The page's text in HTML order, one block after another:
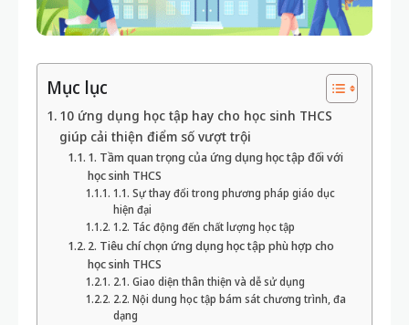
Mục lục
10 ứng dụng học tập hay cho học sinh THCS
giúp cải thiện điểm số vượt trội
1. Tầm quan trọng của ứng dụng học tập đối với
học sinh THCS
1.1. Sự thay đổi trong phương pháp giáo dục
hiện đại
1.2. Tác động đến chất lượng học tập
2. Tiêu chí chọn ứng dụng học tập phù hợp cho
học sinh THCS
2.1. Giao diện thân thiện và dễ sử dụng
2.2. Nội dung học tập bám sát chương trình, đa
dạng